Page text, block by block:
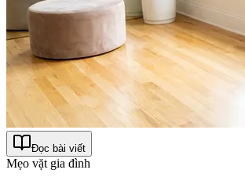
Đọc bài viết
Mẹo vặt gia đình